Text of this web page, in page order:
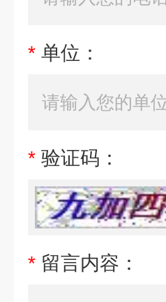
* 单位：
* 验证码：
* 留言内容：